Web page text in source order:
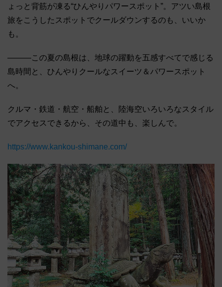
ょっと背筋が凍る“ひんやりパワースポット”。アツい島根
旅をこうしたスポットでクールダウンするのも、いいか
も。
―――この夏の島根は、地球の躍動を五感すべてで感じる
島時間と、ひんやりクールなスイーツ＆パワースポット
へ。
クルマ・鉄道・航空・船舶と、陸海空いろいろなスタイル
でアクセスできるから、その道中も、楽しんで。
https://www.kankou-shimane.com/